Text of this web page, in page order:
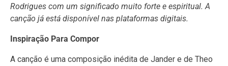
Rodrigues com um significado muito forte e espiritual. A
canção já está disponível nas plataformas digitais.
Inspiração Para Compor
A canção é uma composição inédita de Jander e de Theo